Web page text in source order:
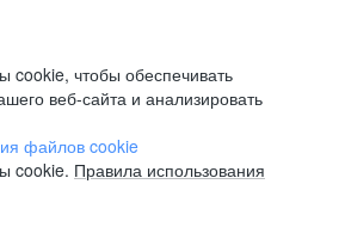
чтобы обеспечивать
веб-сайта и анализировать
файлов cookie
cookie. Правила использования